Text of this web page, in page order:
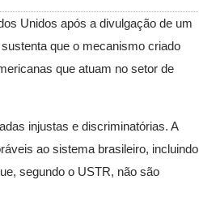
Unidos após a divulgação de um
que o mecanismo criado
que atuam no setor de
injustas e discriminatórias. A
ao sistema brasileiro, incluindo
segundo o USTR, não são